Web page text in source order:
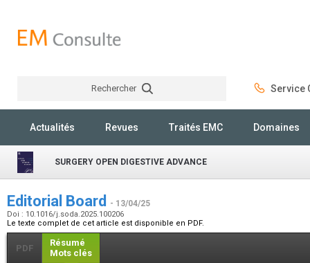
Rechercher Service
Actualités Revues Traités EMC Domaines
SURGERY OPEN DIGESTIVE ADVANCE
Editorial Board - 13/04/25
Doi : 10.1016/j.soda.2025.100206
Le texte complet de cet article est disponible en PDF.
PDF
Résumé
Mots clés